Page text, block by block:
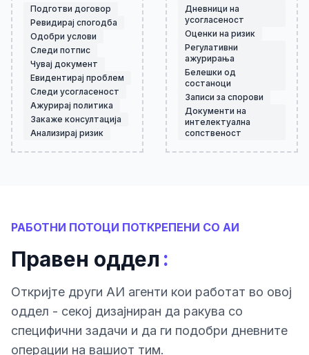
Подготви договор
Ревидирај спогодба
Одобри услови
Следи потпис
Чувај документ
Евидентирај проблем
Следи усогласеност
Ажурирај политика
Закаже консултација
Анализирај ризик
Дневници на
усогласеност
Оценки на ризик
Регулативни
ажурирања
Белешки од
состаноци
Записи за спорови
Документи на
интелектуална
сопственост
РАБОТНИ ПОТОЦИ ПОТКРЕПЕНИ СО АИ
Правен оддел :
Откриjте други АИ агенти кои работат во овој
оддел - секој дизајниран да ракува со
специфични задачи и да ги подобри дневните
операции на вашиот тим.